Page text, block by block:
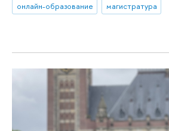
онлайн-образование
магистратура